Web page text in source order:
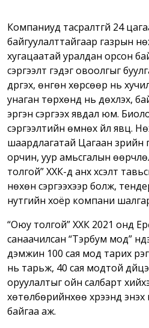
Компаниуд тасралтгүй 24
байгуулалттайгаар газрын
хугацаатай уралдан орсон
сэргээлт гэдэг овоолгыг
дүүргэх, өнгөн хөрсөөр нь
унаган төрхөнд нь дөхүүлэх,
эргэн сэргээх явдал юм.
сэргээлтийн өмнөх үйл явц.
шаардлагатай Цагаан
орчин, уур амьсгалын
толгой” ХХК-д анх хүсэлт
нөхөн сэргээхээр болж,
нутгийн хоёр компани
“Оюу толгой” ХХК 2021 онд
санаачилсан “Тэрбум мод”
дэмжин 100 сая мод тарих
нь тарьж, 40 сая модтой
оруулалтыг ойн салбарт
хөтөлбөрийнхөө хүрээнд энэхүү
байгаа аж.